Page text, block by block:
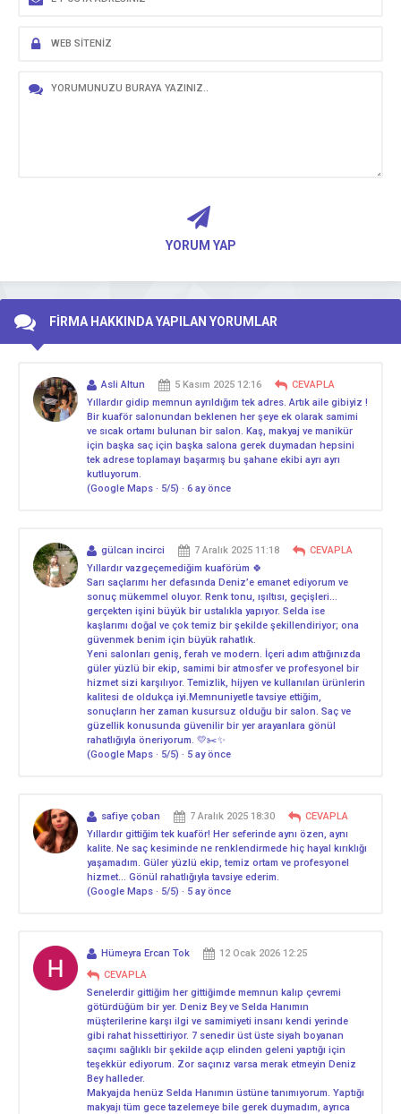
YORUM YAP
FİRMA HAKKINDA YAPILAN YORUMLAR
Asli Altun 5 Kasım 2025 12:16
CEVAPLA
Yıllardır gidip memnun ayrıldığım tek adres. Artık aile gibiyiz !
Bir kuaför salonundan beklenen her şeye ek olarak samimi
ve sıcak ortamı bulunan bir salon. Kaş, makyaj ve manikür
için başka saç için başka salona gerek duymadan hepsini
tek adrese toplamayı başarmış bu şahane ekibi ayrı ayrı
kutluyorum.
(Google Maps · 5/5) · 6 ay önce
gülcan incirci 7 Aralık 2025 11:18
CEVAPLA
Yıllardır vazgeçemediğim kuaförüm 🍀
Sarı saçlarımı her defasında Deniz’e emanet ediyorum ve
sonuç mükemmel oluyor. Renk tonu, ışıltısı, geçişleri…
gerçekten işini büyük bir ustalıkla yapıyor. Selda ise
kaşlarımı doğal ve çok temiz bir şekilde şekillendiriyor; ona
güvenmek benim için büyük rahatlık.
Yeni salonları geniş, ferah ve modern. İçeri adım attığınızda
güler yüzlü bir ekip, samimi bir atmosfer ve profesyonel bir
hizmet sizi karşılıyor. Temizlik, hijyen ve kullanılan ürünlerin
kalitesi de oldukça iyi.Memnuniyetle tavsiye ettiğim,
sonuçların her zaman kusursuz olduğu bir salon. Saç ve
güzellik konusunda güvenilir bir yer arayanlara gönül
rahatlığıyla öneriyorum. 💛✂️✨
(Google Maps · 5/5) · 5 ay önce
safiye çoban 7 Aralık 2025 18:30
CEVAPLA
Yıllardır gittiğim tek kuaför! Her seferinde aynı özen, aynı
kalite. Ne saç kesiminde ne renklendirmede hiç hayal kırıklığı
yaşamadım. Güler yüzlü ekip, temiz ortam ve profesyonel
hizmet… Gönül rahatlığıyla tavsiye ederim.
(Google Maps · 5/5) · 5 ay önce
Hümeyra Ercan Tok
12 Ocak 2026 12:25
CEVAPLA
Senelerdir gittiğim her gittiğimde memnun kalıp çevremi
götürdüğüm bir yer. Deniz Bey ve Selda Hanımın
müşterilerine karşı ilgi ve samimiyeti insanı kendi yerinde
gibi rahat hissettiriyor. 7 senedir üst üste siyah boyanan
saçımı sağlıklı bir şekilde açıp elinden geleni yaptığı için
teşekkür ediyorum. Zor saçınız varsa merak etmeyin Deniz
Bey halleder.
Makyajda henüz Selda Hanımın üstüne tanımıyorum. Yaptığı
makyajı tüm gece tazelemeye bile gerek duymadım, ayrıca